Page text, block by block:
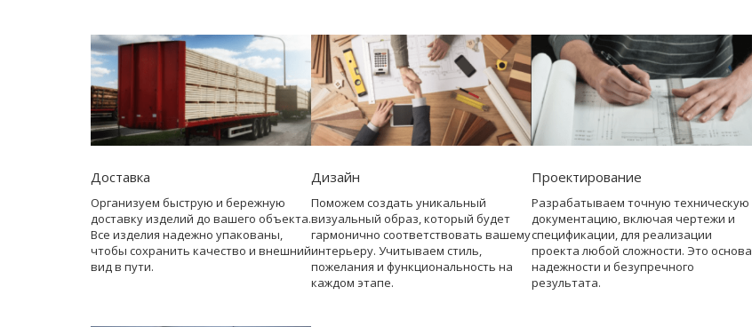
Доставка
Организуем быструю и бережную
доставку изделий до вашего объекта.
Все изделия надежно упакованы,
чтобы сохранить качество и внешний
вид в пути.
Дизайн
Поможем создать уникальный
визуальный образ, который будет
гармонично соответствовать вашему
интерьеру. Учитываем стиль,
пожелания и функциональность на
каждом этапе.
Проектирование
Разрабатываем точную техническую
документацию, включая чертежи и
спецификации, для реализации
проекта любой сложности. Это основа
надежности и безупречного
результата.